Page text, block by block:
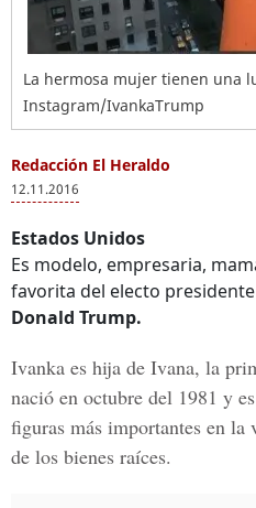
La hermosa mujer tienen una
Instagram/IvankaTrump
Redacción El Heraldo
12.11.2016
Estados Unidos
Es modelo, empresaria,
favorita del electo
Donald Trump.
Ivanka es hija de Ivana, la
nació en octubre del 1981 y
figuras más importantes en la
de los bienes raíces.